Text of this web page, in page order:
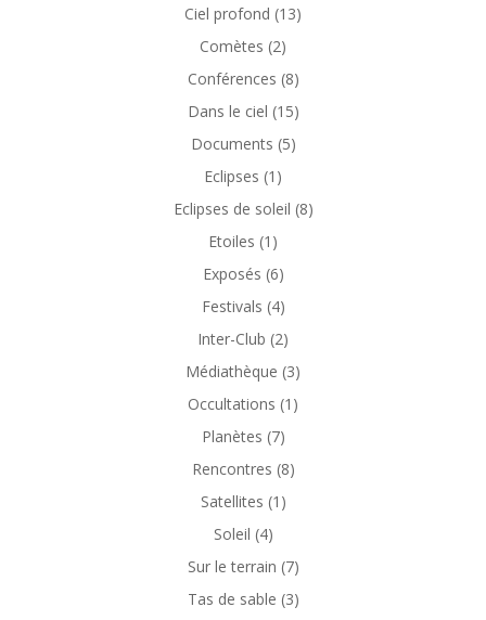
Ciel profond (13)
Comètes (2)
Conférences (8)
Dans le ciel (15)
Documents (5)
Eclipses (1)
Eclipses de soleil (8)
Etoiles (1)
Exposés (6)
Festivals (4)
Inter-Club (2)
Médiathèque (3)
Occultations (1)
Planètes (7)
Rencontres (8)
Satellites (1)
Soleil (4)
Sur le terrain (7)
Tas de sable (3)